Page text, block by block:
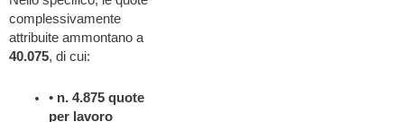
complessivamente
attribuite ammontano a
40.075, di cui:
• n. 4.875 quote
per lavoro